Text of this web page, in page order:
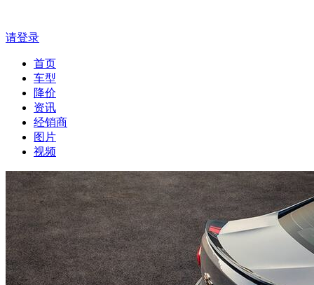
请登录
首页
车型
降价
资讯
经销商
图片
视频